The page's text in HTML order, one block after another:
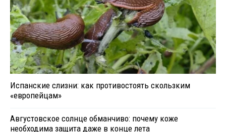
Испанские слизни: как противостоять скользким
«европейцам»
Августовское солнце обманчиво: почему коже
необходима защита даже в конце лета